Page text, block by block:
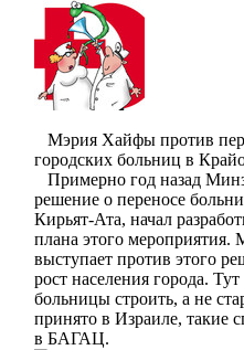
Мэрия Хайфы против
городских больниц в
Примерно год назад
решение о переносе
Кирьят-Ата, начал
плана этого
выступает против этого
рост населения города.
больницы строить, а не
принято в Израиле, такие
в БАГАЦ.